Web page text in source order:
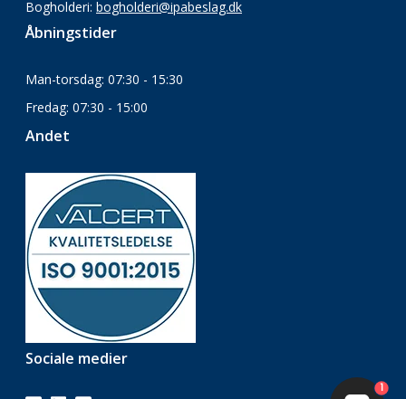
Bogholderi: bogholderi@ipabeslag.dk
Åbningstider
Man-torsdag: 07:30 - 15:30
Fredag: 07:30 - 15:00
Andet
Sociale medier
1